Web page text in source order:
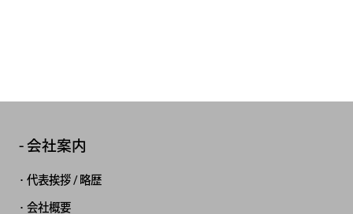
会社案内
代表挨拶 / 略歴
会社概要